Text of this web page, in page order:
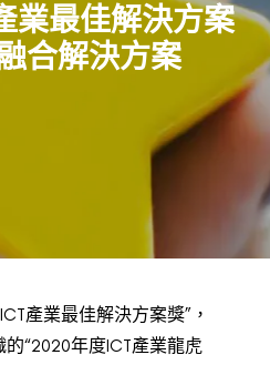
業最佳解決方案
合解決方案
產業最佳解決方案獎”，
“2020年度ICT產業龍虎